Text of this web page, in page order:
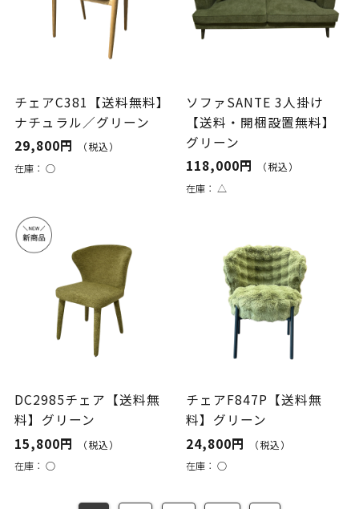
チェアC381【送料無料】
ナチュラル／グリーン
29,800円
（税込）
在庫： ○
ソファSANTE 3人掛け
【送料・開梱設置無料】
グリーン
118,000円
（税込）
在庫： △
DC2985チェア【送料無
料】グリーン
15,800円
（税込）
在庫： ○
チェアF847P【送料無
料】グリーン
24,800円
（税込）
在庫：○